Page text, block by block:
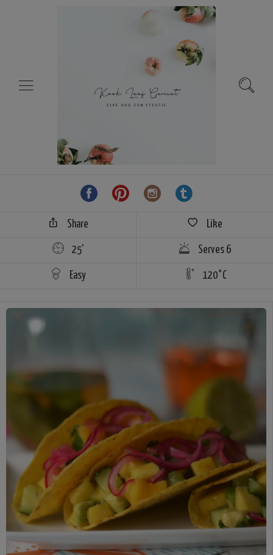
Share Like
25' Serves 6
Easy 120°C